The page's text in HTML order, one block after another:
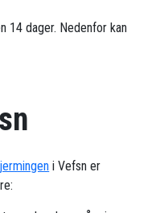
14 dager. Nedenfor kan
i Vefsn er